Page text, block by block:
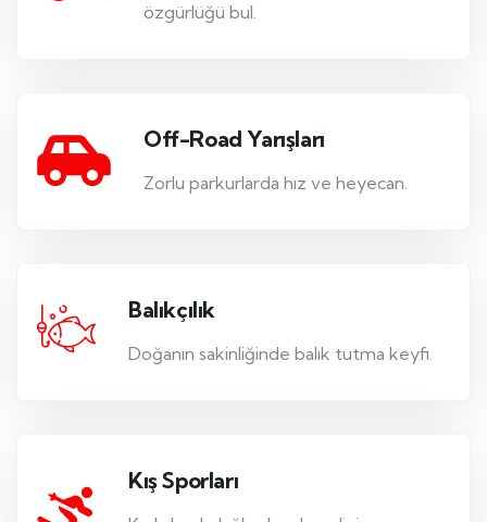
özgürlüğü bul.
Off-Road Yarışları
Zorlu parkurlarda hız ve heyecan.
Balıkçılık
Doğanın sakinliğinde balık tutma keyfi.
Kış Sporları